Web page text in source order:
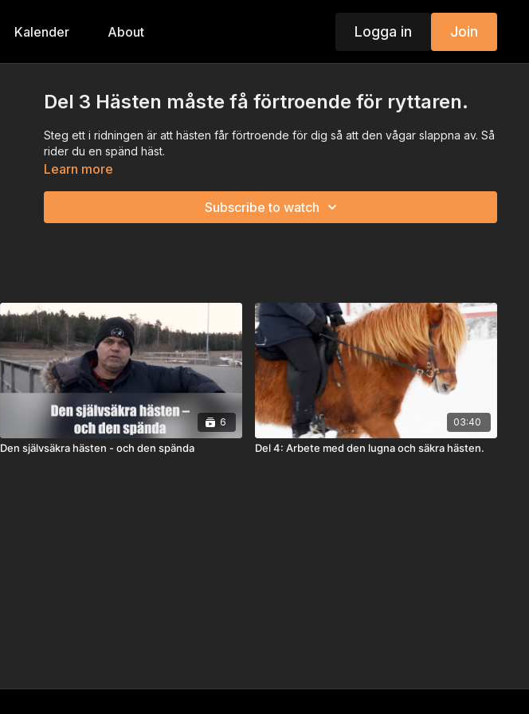
Kalender About Logga in Join
Del 3 Hästen måste få förtroende för ryttaren.
Steg ett i ridningen är att hästen får förtroende för dig så att den vågar slappna av. Så
rider du en spänd häst.
Learn more
Subscribe to watch
6
Den självsäkra hästen - och den spända
03:40
Del 4: Arbete med den lugna och säkra hästen.